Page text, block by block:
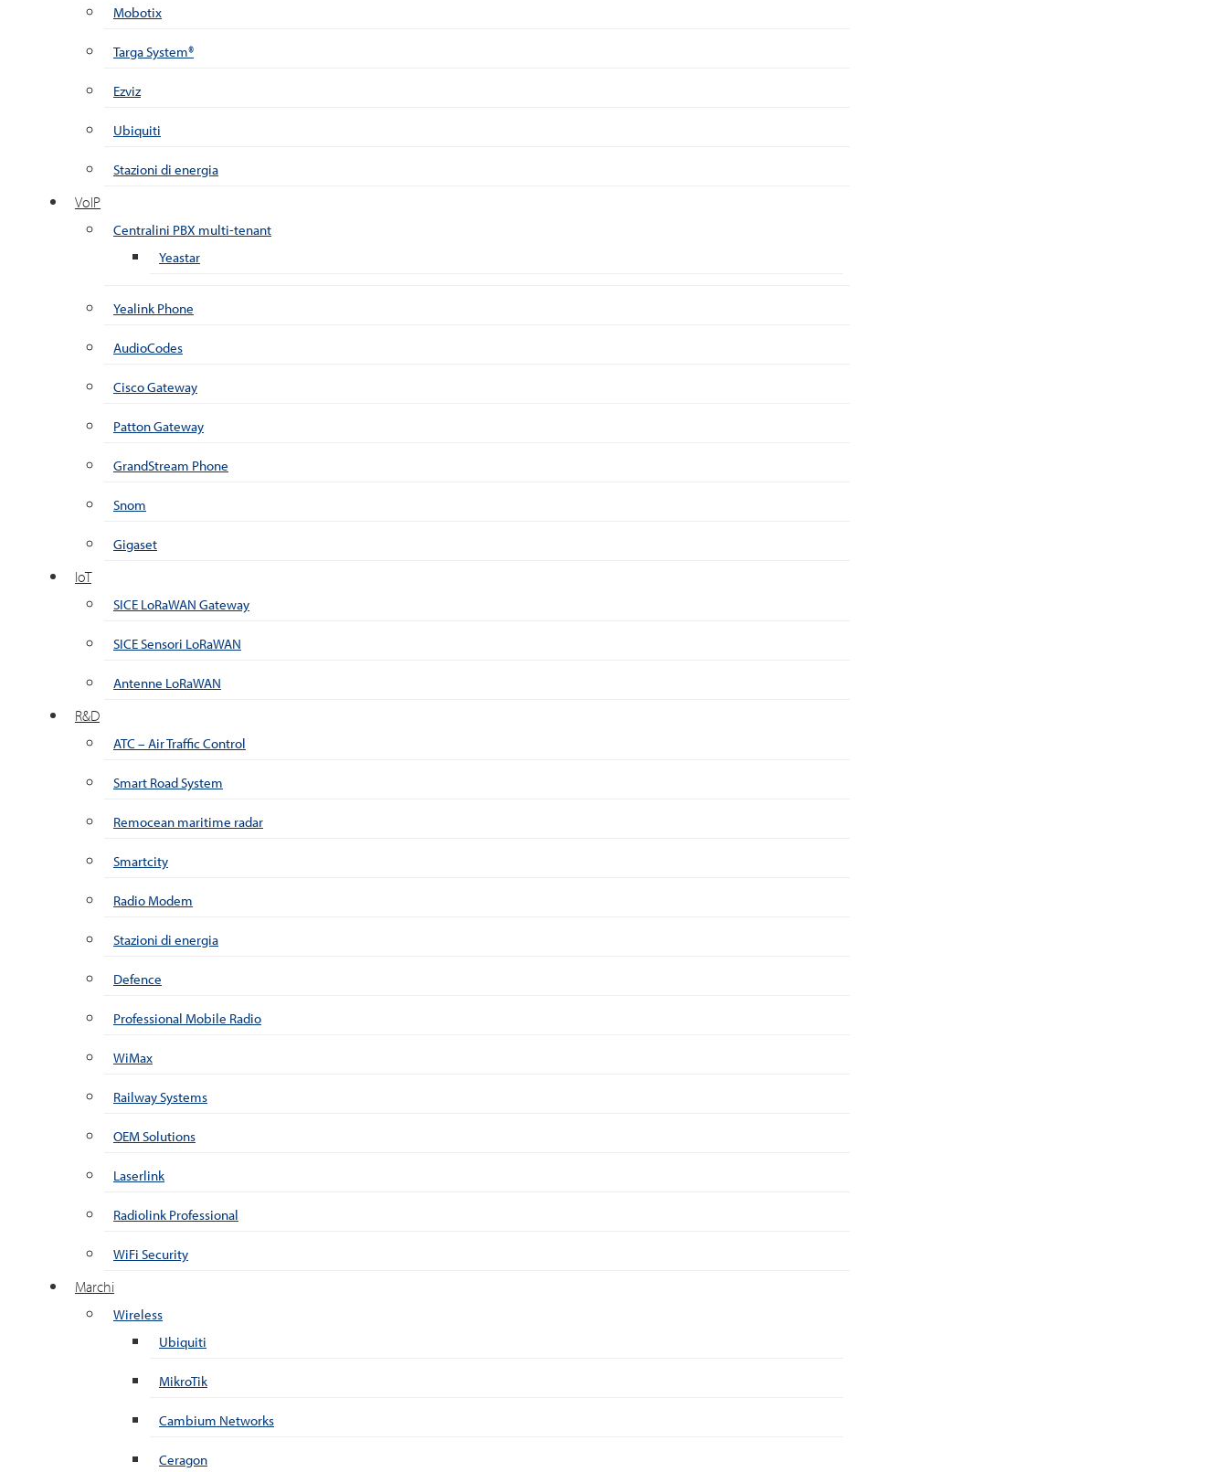
Mobotix
Targa System®
Ezviz
Ubiquiti
Stazioni di energia
VoIP
Centralini PBX multi-tenant
Yeastar
Yealink Phone
AudioCodes
Cisco Gateway
Patton Gateway
GrandStream Phone
Snom
Gigaset
IoT
SICE LoRaWAN Gateway
SICE Sensori LoRaWAN
Antenne LoRaWAN
R&D
ATC – Air Traffic Control
Smart Road System
Remocean maritime radar
Smartcity
Radio Modem
Stazioni di energia
Defence
Professional Mobile Radio
WiMax
Railway Systems
OEM Solutions
Laserlink
Radiolink Professional
WiFi Security
Marchi
Wireless
Ubiquiti
MikroTik
Cambium Networks
Ceragon